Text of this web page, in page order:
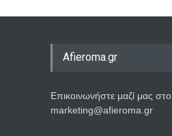
Afieroma.gr
Επικοινωνήστε μαζί μας στο
marketing@afieroma.gr